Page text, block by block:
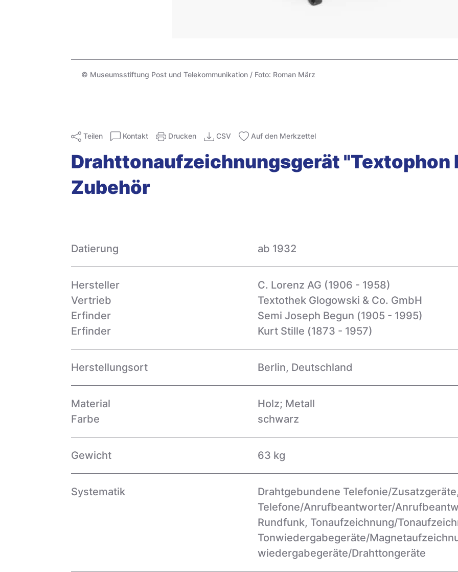
© Museumsstiftung Post und Telekommunikation / Foto: Roman März
Teilen Kontakt Drucken CSV Auf den Merkzettel
Drahttonaufzeichnungsgerät "Textophon
Zubehör
Datierung ab 1932
Hersteller
C. Lorenz AG (1906 - 1958)
Vertrieb
Textothek Glogowski & Co. GmbH
Erfinder
Semi Joseph Begun (1905 - 1995)
Erfinder
Kurt Stille (1873 - 1957)
Herstellungsort Berlin, Deutschland
Material
Holz; Metall
Farbe
schwarz
Gewicht 63 kg
Systematik
Drahtgebundene Telefonie/
Telefone/Anrufbeantworter/
Rundfunk, Tonaufzeichnung/
Tonwiedergabegeräte/
wiedergabegeräte/Drahttongeräte